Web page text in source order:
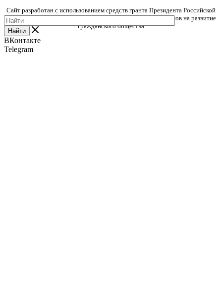
Сайт разработан с использованием средств гранта Президента Российской
Федерации, предоставленного Фондом президентских грантов на развитие
гражданского общества
Найти
ВКонтакте
Telegram